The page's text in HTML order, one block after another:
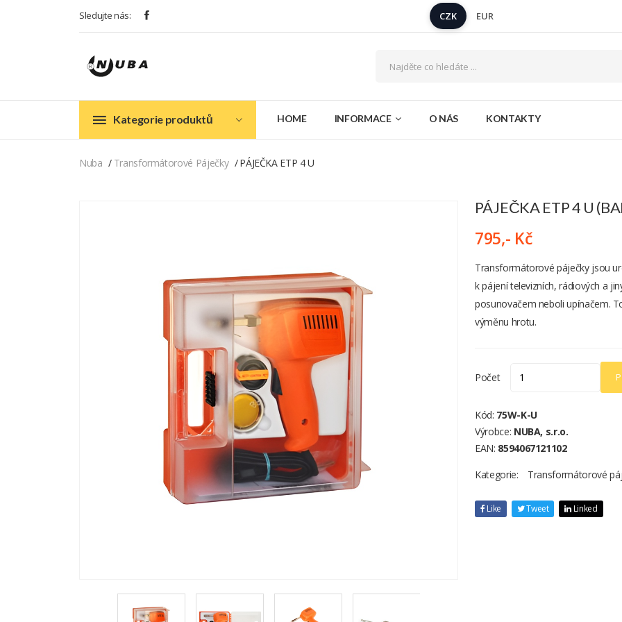
Sledujte nás: CZK EUR
Kategorie produktů HOME INFORMACE O NÁS KONTAKTY
Nuba Transformátorové Páječky PÁJEČKA ETP 4 U
PÁJEČKA ETP 4 U
795,- Kč
Transformátorové páječky jsou
k pájení televizních, rádiových a
posunovačem neboli upínačem.
výměnu hrotu.
Počet
Kód: 75W-K-U
Výrobce: NUBA, s.r.o.
EAN: 8594067121102
Kategorie:
Transformátorové
Like Tweet Linked